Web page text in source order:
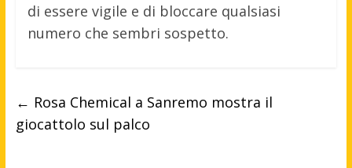
di essere vigile e di bloccare qualsiasi
numero che sembri sospetto.
← Rosa Chemical a Sanremo mostra il
giocattolo sul palco